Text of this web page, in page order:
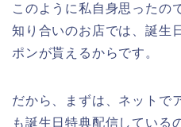
このように私自身思ったの
知り合いのお店では、誕生
ポンが貰えるからです。
だから、まずは、ネットで
も誕生日特典配信している